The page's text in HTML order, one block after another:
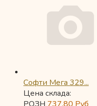
Софти Мега 329...
Цена склада: